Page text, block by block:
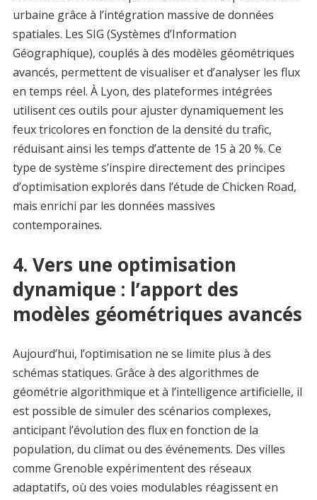
urbaine grâce à l’intégration massive de données
spatiales. Les SIG (Systèmes d’Information
Géographique), couplés à des modèles géométriques
avancés, permettent de visualiser et d’analyser les flux
en temps réel. À Lyon, des plateformes intégrées
utilisent ces outils pour ajuster dynamiquement les
feux tricolores en fonction de la densité du trafic,
réduisant ainsi les temps d’attente de 15 à 20 %. Ce
type de système s’inspire directement des principes
d’optimisation explorés dans l’étude de Chicken Road,
mais enrichi par les données massives
contemporaines.
4. Vers une optimisation
dynamique : l’apport des
modèles géométriques avancés
Aujourd’hui, l’optimisation ne se limite plus à des
schémas statiques. Grâce à des algorithmes de
géométrie algorithmique et à l’intelligence artificielle, il
est possible de simuler des scénarios complexes,
anticipant l’évolution des flux en fonction de la
population, du climat ou des événements. Des villes
comme Grenoble expérimentent des réseaux
adaptatifs, où des voies modulables réagissent en